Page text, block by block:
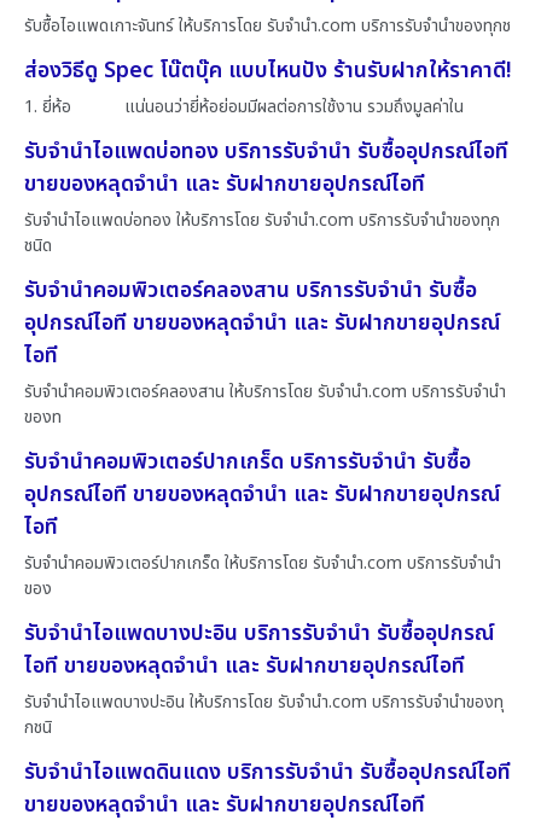
รับซื้อไอแพดเกาะจันทร์ ให้บริการโดย รับจํานํา.com บริการรับจำนำของทุกช
ส่องวิธีดู Spec โน๊ตบุ๊ค แบบไหนปัง ร้านรับฝากให้ราคาดี!
1. ยี่ห้อ แน่นอนว่ายี่ห้อย่อมมีผลต่อการใช้งาน รวมถึงมูลค่าใน
รับจำนำไอแพดบ่อทอง บริการรับจำนำ รับซื้ออุปกรณ์ไอที
ขายของหลุดจำนำ และ รับฝากขายอุปกรณ์ไอที
รับจำนำไอแพดบ่อทอง ให้บริการโดย รับจํานํา.com บริการรับจำนำของทุก
ชนิด
รับจำนำคอมพิวเตอร์คลองสาน บริการรับจำนำ รับซื้อ
อุปกรณ์ไอที ขายของหลุดจำนำ และ รับฝากขายอุปกรณ์
ไอที
รับจำนำคอมพิวเตอร์คลองสาน ให้บริการโดย รับจํานํา.com บริการรับจำนำ
ของท
รับจำนำคอมพิวเตอร์ปากเกร็ด บริการรับจำนำ รับซื้อ
อุปกรณ์ไอที ขายของหลุดจำนำ และ รับฝากขายอุปกรณ์
ไอที
รับจำนำคอมพิวเตอร์ปากเกร็ด ให้บริการโดย รับจํานํา.com บริการรับจำนำ
ของ
รับจำนำไอแพดบางปะอิน บริการรับจำนำ รับซื้ออุปกรณ์
ไอที ขายของหลุดจำนำ และ รับฝากขายอุปกรณ์ไอที
รับจำนำไอแพดบางปะอิน ให้บริการโดย รับจํานํา.com บริการรับจำนำของทุ
กชนิ
รับจำนำไอแพดดินแดง บริการรับจำนำ รับซื้ออุปกรณ์ไอที
ขายของหลุดจำนำ และ รับฝากขายอุปกรณ์ไอที